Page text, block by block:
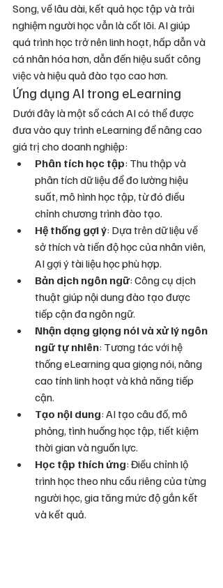
Song, về lâu dài, kết quả học tập và trải
nghiệm người học vẫn là cốt lõi. AI giúp
quá trình học trở nên linh hoạt, hấp dẫn và
cá nhân hóa hơn, dẫn đến hiệu suất công
việc và hiệu quả đào tạo cao hơn.
Ứng dụng AI trong eLearning
Dưới đây là một số cách AI có thể được
đưa vào quy trình eLearning để nâng cao
giá trị cho doanh nghiệp:
Phân tích học tập: Thu thập và
phân tích dữ liệu để đo lường hiệu
suất, mô hình học tập, từ đó điều
chỉnh chương trình đào tạo.
Hệ thống gợi ý: Dựa trên dữ liệu về
sở thích và tiến độ học của nhân viên,
AI gợi ý tài liệu học phù hợp.
Bản dịch ngôn ngữ: Công cụ dịch
thuật giúp nội dung đào tạo được
tiếp cận đa ngôn ngữ.
Nhận dạng giọng nói và xử lý ngôn
ngữ tự nhiên: Tương tác với hệ
thống eLearning qua giọng nói, nâng
cao tính linh hoạt và khả năng tiếp
cận.
Tạo nội dung: AI tạo câu đố, mô
phỏng, tình huống học tập, tiết kiệm
thời gian và nguồn lực.
Học tập thích ứng: Điều chỉnh lộ
trình học theo nhu cầu riêng của từng
người học, gia tăng mức độ gắn kết
và kết quả.